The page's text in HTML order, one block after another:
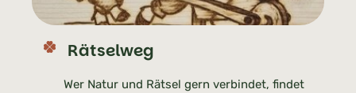
Rätselweg
Wer Natur und Rätsel gern verbindet, findet